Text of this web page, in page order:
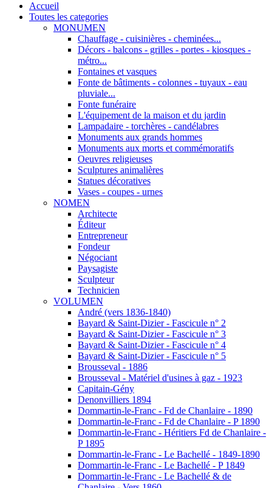
Accueil
Toutes les categories
MONUMEN
Chauffage - cuisinières - cheminées...
Décors - balcons - grilles - portes - kiosques -
métro...
Fontaines et vasques
Fonte de bâtiments - colonnes - tuyaux - eau
pluviale...
Fonte funéraire
L'équipement de la maison et du jardin
Lampadaire - torchères - candélabres
Monuments aux grands hommes
Monuments aux morts et commémoratifs
Oeuvres religieuses
Sculptures animalières
Statues décoratives
Vases - coupes - urnes
NOMEN
Architecte
Éditeur
Entrepreneur
Fondeur
Négociant
Paysagiste
Sculpteur
Technicien
VOLUMEN
André (vers 1836-1840)
Bayard & Saint-Dizier - Fascicule n° 2
Bayard & Saint-Dizier - Fascicule n° 3
Bayard & Saint-Dizier - Fascicule n° 4
Bayard & Saint-Dizier - Fascicule n° 5
Brousseval - 1886
Brousseval - Matériel d'usines à gaz - 1923
Capitain-Gény
Denonvilliers 1894
Dommartin-le-Franc - Fd de Chanlaire - 1890
Dommartin-le-Franc - Fd de Chanlaire - P 1890
Dommartin-le-Franc - Héritiers Fd de Chanlaire -
P 1895
Dommartin-le-Franc - Le Bachellé - 1849-1890
Dommartin-le-Franc - Le Bachellé - P 1849
Dommartin-le-Franc - Le Bachellé & de